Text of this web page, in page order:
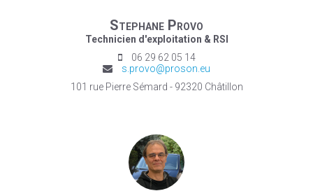
Stephane Provo
Technicien d'exploitation & RSI
06 29 62 05 14
s.provo@proson.eu
101 rue Pierre Sémard - 92320 Châtillon